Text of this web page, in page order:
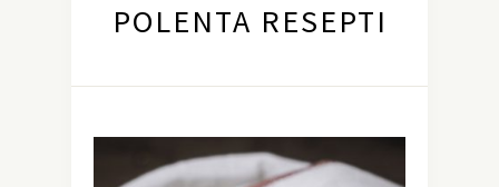
POLENTA RESEPTI